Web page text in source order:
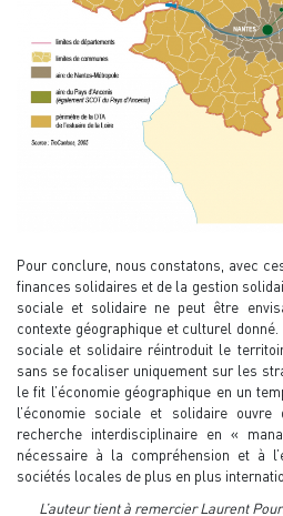
Pour conclure, nous constatons, avec
finances solidaires et de la gestion
sociale et solidaire ne peut être
contexte géographique et culturel donné.
sociale et solidaire réintroduit le
sans se focaliser uniquement sur les
le fit l’économie géographique en un
l’économie sociale et solidaire
recherche interdisciplinaire en «
nécessaire à la compréhension et à
sociétés locales de plus en plus
L’auteur tient à remercier Laurent